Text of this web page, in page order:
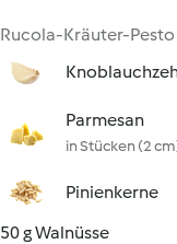
Rucola-Kräuter-Pesto
Parmesan
in Stücken (2
Pinienkerne
50 g Walnüsse